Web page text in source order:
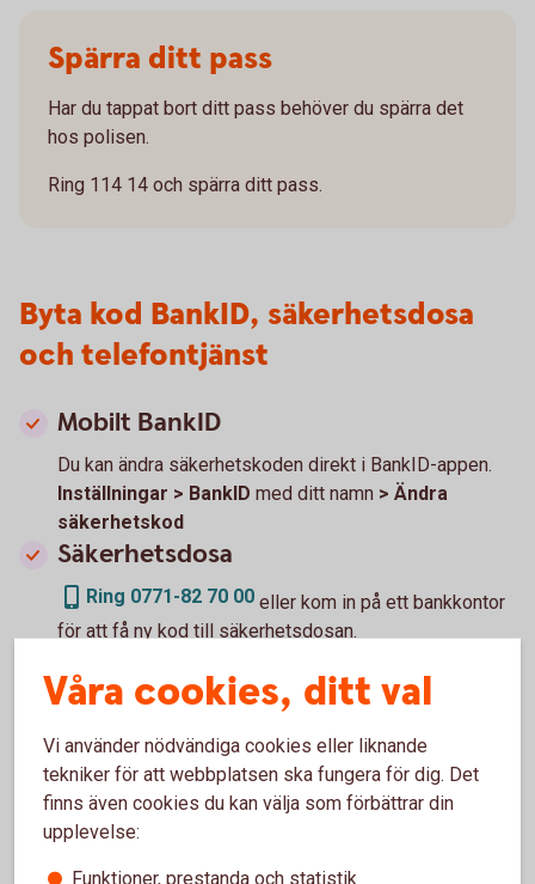
Spärra ditt pass
Har du tappat bort ditt pass behöver du spärra det
hos polisen.
Ring 114 14 och spärra ditt pass.
Byta kod BankID, säkerhetsdosa
och telefontjänst
Mobilt BankID
Du kan ändra säkerhetskoden direkt i BankID-appen.
Inställningar > BankID med ditt namn > Ändra
säkerhetskod
Säkerhetsdosa
Ring 0771-82 70 00 eller kom in på ett bankkontor
för att få ny kod till säkerhetsdosan.
Du skaffar ny kod till vår telefontjänst i internetbanken.
Övriga tjänster > Hantera telefontjänst
Spärra körkort eller pass
Våra cookies, ditt val
Vi använder nödvändiga cookies eller liknande
tekniker för att webbplatsen ska fungera för dig. Det
finns även cookies du kan välja som förbättrar din
upplevelse:
Funktioner, prestanda och statistik